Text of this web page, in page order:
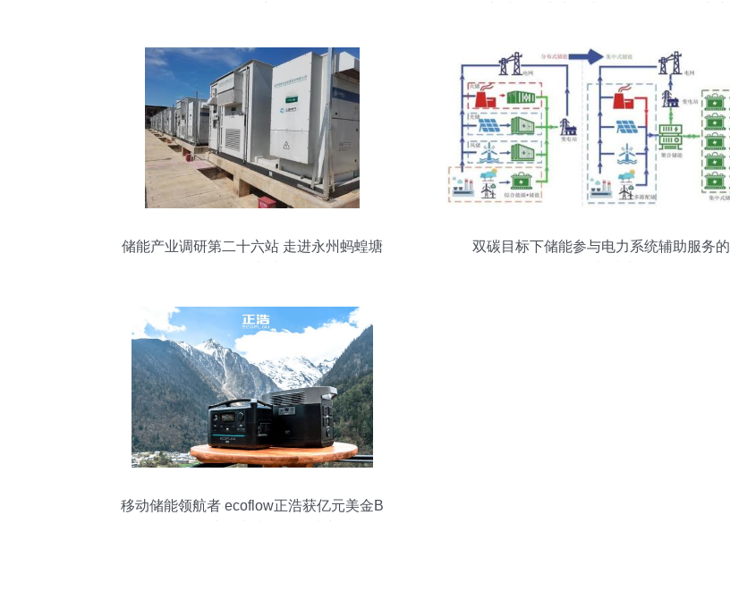
储能产业调研第二十六站 走进永州蚂蝗塘
双碳目标下储能参与电力系统辅助服务的
移动储能领航者 ecoflow正浩获亿元美金B